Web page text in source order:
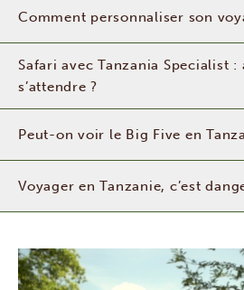
Comment personnaliser son
Safari avec Tanzania Specialist :
s’attendre ?
Peut-on voir le Big Five en
Voyager en Tanzanie, c’est